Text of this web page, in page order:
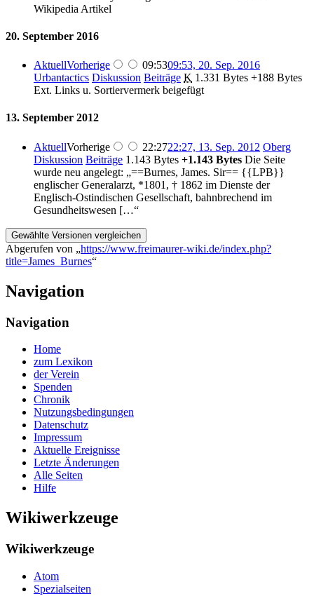
Wikipedia Artikel
20. September 2016
AktuellVorherige 09:5309:53, 20. Sep. 2016
Urbantactics Diskussion Beiträge K 1.331 Bytes +188 Bytes
Ext. Links u. Sortiervermerk beigefügt
13. September 2012
AktuellVorherige 22:2722:27, 13. Sep. 2012 Oberg
Diskussion Beiträge 1.143 Bytes +1.143 Bytes Die Seite
wurde neu angelegt: „==Burnes, James. Sir== {{LPB}}
englischer Generalarzt, *1801, † 1862 im Dienste der
Englisch-Ostindischen Gesellschaft, bahnbrechend im
Gesundheitswesen […“
Abgerufen von „https://www.freimaurer-wiki.de/index.php?
title=James_Burnes“
Navigation
Navigation
Home
zum Lexikon
der Verein
Spenden
Chronik
Nutzungsbedingungen
Datenschutz
Impressum
Aktuelle Ereignisse
Letzte Änderungen
Alle Seiten
Hilfe
Wikiwerkzeuge
Wikiwerkzeuge
Atom
Spezialseiten